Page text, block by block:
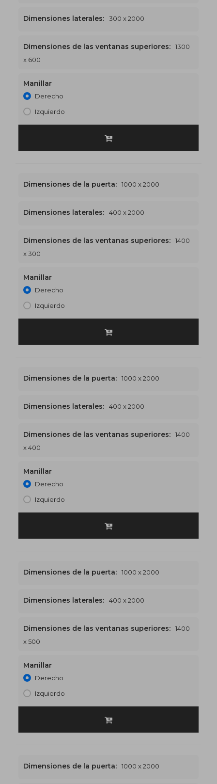
1300 x 2600€531
Dimensiones laterales: 300 x 2000
Dimensiones de las ventanas superiores:
1300
x 600
Manillar
Derecho
Izquierdo
1400 x 2300€525
Dimensiones de la puerta: 1000 x 2000
Dimensiones laterales: 400 x 2000
Dimensiones de las ventanas superiores:
1400
x 300
Manillar
Derecho
Izquierdo
1400 x 2400€530
Dimensiones de la puerta: 1000 x 2000
Dimensiones laterales: 400 x 2000
Dimensiones de las ventanas superiores:
1400
x 400
Manillar
Derecho
Izquierdo
1400 x 2500€538
Dimensiones de la puerta: 1000 x 2000
Dimensiones laterales: 400 x 2000
Dimensiones de las ventanas superiores:
1400
x 500
Manillar
Derecho
Izquierdo
Dimensiones de la puerta: 1000 x 2000